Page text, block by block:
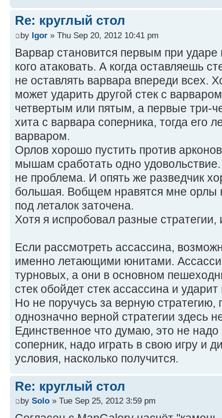
Re: круглый стол
by Igor » Thu Sep 20, 2012 10:41 pm
Варвар становится первым при ударе
кого атаковать. А когда оставляешь
не оставлять варвара впереди всех.
может ударить другой стек с
четвертым или пятым, а первые три-
хита с варвара соперника, тогда его
варваром.
Орлов хорошо пустить против
мышам сработать одно
не проблема. И опять же разведчик
большая. Вобщем нравятся мне орлы
под леталок заточена.
Хотя я испробовал разные стратегии,
Если рассмотреть ассассина,
именно летающими юнитами.
турновых, а они в основном
стек обойдет стек ассассина и
Но не поручусь за верную стратегию,
однозначно верной стратегии здесь
Единственное что думаю, это не надо
соперник, надо играть в свою игру и
условия, насколько получится.
Re: круглый стол
by Solo » Tue Sep 25, 2012 3:59 pm